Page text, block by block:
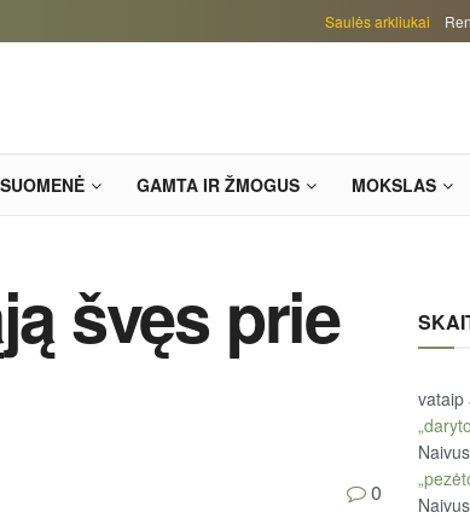
Saulės arkliukai
GAMTA IR ŽMOGUS MOKSLAS
švęs prie
0
vataip